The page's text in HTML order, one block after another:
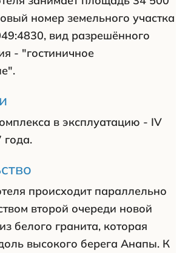
номер земельного участка
вид разрешённого
- "гостиничное
в эксплуатацию - IV
года.
происходит параллельно
второй очереди новой
белого гранита, которая
высокого берега Анапы. К